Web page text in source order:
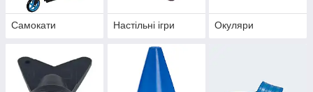
Самокати Настільні ігри Окуляри